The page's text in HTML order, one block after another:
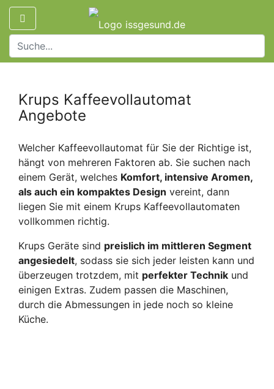
Krups Kaffeevollautomat
Angebote
Welcher Kaffeevollautomat für Sie der Richtige ist,
hängt von mehreren Faktoren ab. Sie suchen nach
einem Gerät, welches Komfort, intensive Aromen,
als auch ein kompaktes Design vereint, dann
liegen Sie mit einem Krups Kaffeevollautomaten
vollkommen richtig.
Krups Geräte sind preislich im mittleren Segment
angesiedelt, sodass sie sich jeder leisten kann und
überzeugen trotzdem, mit perfekter Technik und
einigen Extras. Zudem passen die Maschinen,
durch die Abmessungen in jede noch so kleine
Küche.